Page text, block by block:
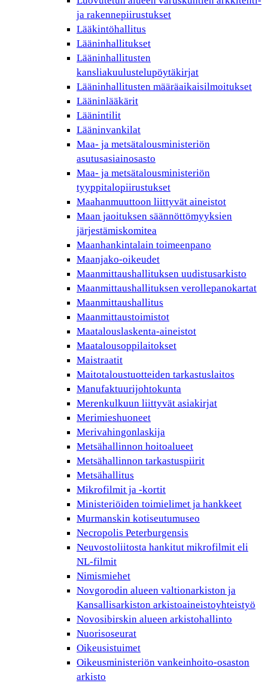
ja rakennepiirustukset
Lääkintöhallitus
Lääninhallitukset
Lääninhallitusten
kansliakuulustelupöytäkirjat
Lääninhallitusten määräaikaisilmoitukset
Lääninlääkärit
Läänintilit
Lääninvankilat
Maa- ja metsätalousministeriön
asutusasiainosasto
Maa- ja metsätalousministeriön
tyyppitalopiirustukset
Maahanmuuttoon liittyvät aineistot
Maan jaoituksen säännöttömyyksien
järjestämiskomitea
Maanhankintalain toimeenpano
Maanjako-oikeudet
Maanmittaushallituksen uudistusarkisto
Maanmittaushallituksen verollepanokartat
Maanmittaushallitus
Maanmittaustoimistot
Maatalouslaskenta-aineistot
Maatalousoppilaitokset
Maistraatit
Maitotaloustuotteiden tarkastuslaitos
Manufaktuurijohtokunta
Merenkulkuun liittyvät asiakirjat
Merimieshuoneet
Merivahingonlaskija
Metsähallinnon hoitoalueet
Metsähallinnon tarkastuspiirit
Metsähallitus
Mikrofilmit ja -kortit
Ministeriöiden toimielimet ja hankkeet
Murmanskin kotiseutumuseo
Necropolis Peterburgensis
Neuvostoliitosta hankitut mikrofilmit eli
NL-filmit
Nimismiehet
Novgorodin alueen valtionarkiston ja
Kansallisarkiston arkistoaineistoyhteistyö
Novosibirskin alueen arkistohallinto
Nuorisoseurat
Oikeusistuimet
Oikeusministeriön vankeinhoito-osaston
arkisto